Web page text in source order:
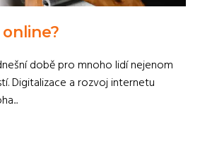
době pro mnoho lidí nejenom
Digitalizace a rozvoj internetu